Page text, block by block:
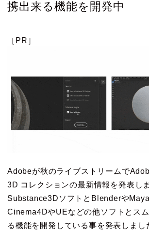
携出来る機能を開発中
［PR］
Adobeが秋のライブストリームで
3D コレクションの最新情報を発表し
Substance3DソフトとBlenderやMaya
Cinema4DやUEなどの他ソフトとス
る機能を開発している事を発表しまし